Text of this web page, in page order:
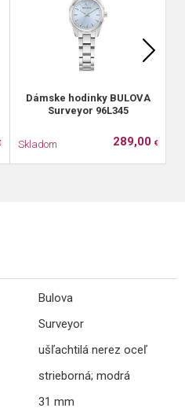
Dámske hodinky BULOVA
Surveyor 96L345
Skladom 289,00 €
Bulova
Surveyor
ušľachtilá nerez oceľ
strieborná; modrá
31 mm